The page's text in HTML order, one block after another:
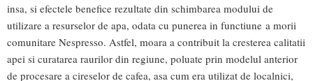
insa, si efectele benefice rezultate din schimbarea modului de
utilizare a resurselor de apa, odata cu punerea in functiune a morii
comunitare Nespresso. Astfel, moara a contribuit la cresterea calitatii
apei si curatarea raurilor din regiune, poluate prin modelul anterior
de procesare a cireselor de cafea, asa cum era utilizat de localnici,